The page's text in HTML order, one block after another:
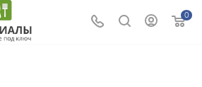
0